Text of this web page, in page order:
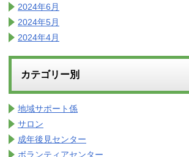
2024年6月
2024年5月
2024年4月
カテゴリー別
地域サポート係
サロン
成年後見センター
ボランティアセンター